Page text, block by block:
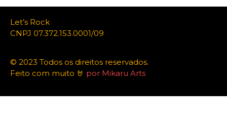
Let’s Rock
CNPJ 07.372.153.0001/09
© 2023 Todos os direitos reservados.
Feito com muito 🤘 por Mikaru Arts